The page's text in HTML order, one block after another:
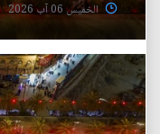
الخميس 06 آب 2026